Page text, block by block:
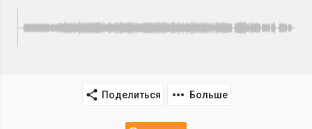
Поделиться Больше